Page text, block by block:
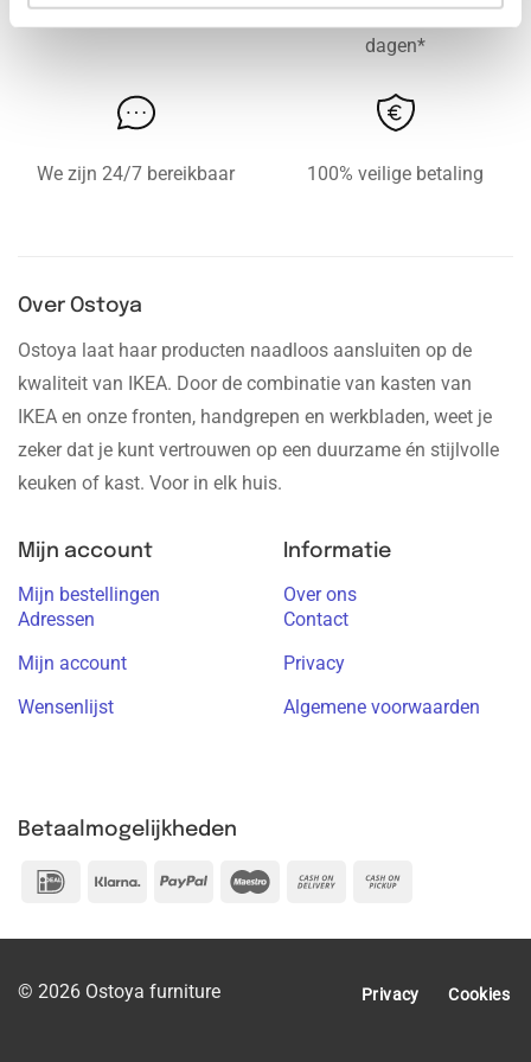
Gratis levering vanaf € 750,-
Gratis retour binnen 14
dagen*
We zijn 24/7 bereikbaar 100% veilige betaling
Over Ostoya
Ostoya laat haar producten naadloos aansluiten op de
kwaliteit van IKEA. Door de combinatie van kasten van
IKEA en onze fronten, handgrepen en werkbladen, weet je
zeker dat je kunt vertrouwen op een duurzame én stijlvolle
keuken of kast. Voor in elk huis.
Mijn account
Mijn bestellingen
Adressen
Mijn account
Wensenlijst
Informatie
Over ons
Contact
Privacy
Algemene voorwaarden
Betaalmogelijkheden
IDeal Klarna PayPal Maestro Cash
DeliveryPickup
© 2026 Ostoya furniture Privacy Cookies